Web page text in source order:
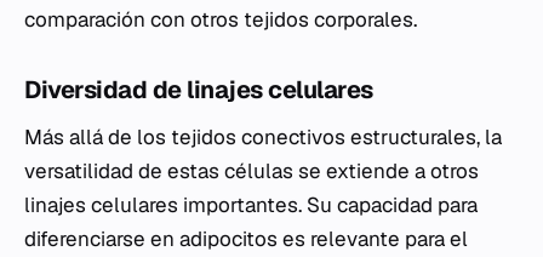
comparación con otros tejidos corporales.
Diversidad de linajes celulares
Más allá de los tejidos conectivos estructurales, la
versatilidad de estas células se extiende a otros
linajes celulares importantes. Su capacidad para
diferenciarse en adipocitos es relevante para el